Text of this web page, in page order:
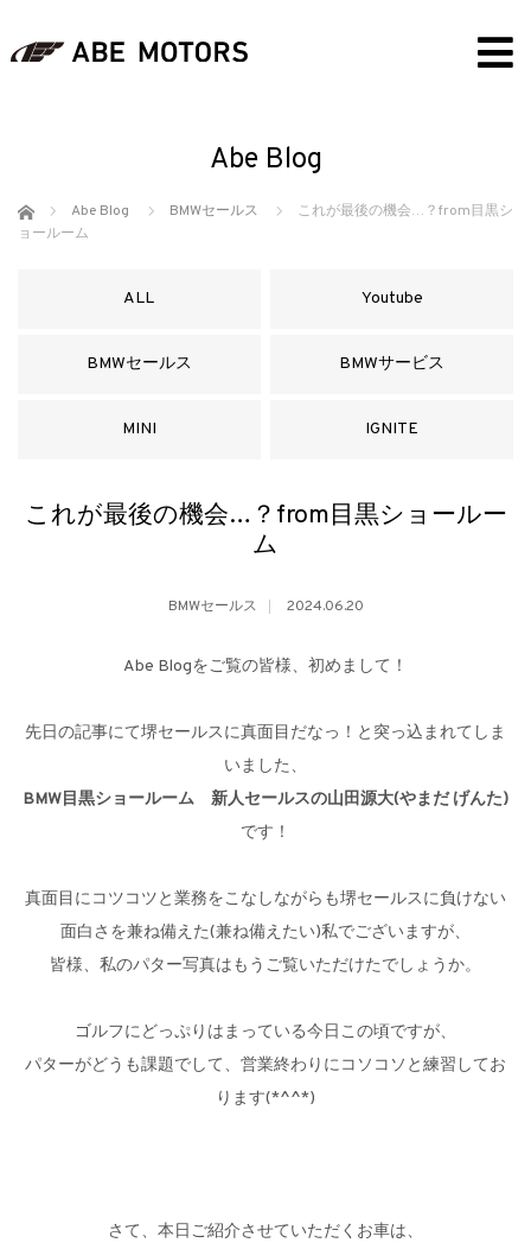
Abe Blog
ホーム Abe Blog BMWセールス
これが最後の機会…？from目黒シ
ョールーム
ALL Youtube
BMWセールス BMWサービス
MINI IGNITE
これが最後の機会…？from目黒ショールー
ム
BMWセールス 2024.06.20
Abe Blogをご覧の皆様、初めまして！
先日の記事にて堺セールスに真面目だなっ！と突っ込まれてしま
いました、
BMW目黒ショールーム 新人セールスの山田源大(やまだ げんた)
です！
真面目にコツコツと業務をこなしながらも堺セールスに負けない
面白さを兼ね備えた(兼ね備えたい)私でございますが、
皆様、私のパター写真はもうご覧いただけたでしょうか。
ゴルフにどっぷりはまっている今日この頃ですが、
パターがどうも課題でして、営業終わりにコソコソと練習してお
ります(*^^*)
さて、本日ご紹介させていただくお車は、